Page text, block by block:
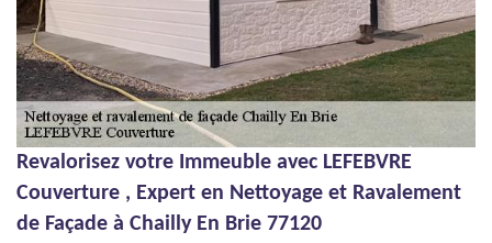
Revalorisez votre Immeuble avec LEFEBVRE
Couverture , Expert en Nettoyage et Ravalement
de Façade à Chailly En Brie 77120